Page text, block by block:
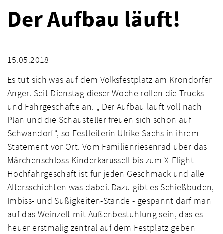
Der Aufbau läuft!
15.05.2018
Es tut sich was auf dem Volksfestplatz am Krondorfer
Anger. Seit Dienstag dieser Woche rollen die Trucks
und Fahrgeschäfte an. „ Der Aufbau läuft voll nach
Plan und die Schausteller freuen sich schon auf
Schwandorf“, so Festleiterin Ulrike Sachs in ihrem
Statement vor Ort. Vom Familienriesenrad über das
Märchenschloss-Kinderkarussell bis zum X-Flight-
Hochfahrgeschäft ist für jeden Geschmack und alle
Altersschichten was dabei. Dazu gibt es Schießbuden,
Imbiss- und Süßigkeiten-Stände - gespannt darf man
auf das Weinzelt mit Außenbestuhlung sein, das es
heuer erstmalig zentral auf dem Festplatz geben